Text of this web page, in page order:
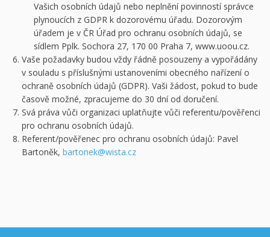
Vašich osobních údajů nebo neplnění povinností správce
plynoucích z GDPR k dozorovému úřadu. Dozorovým
úřadem je v ČR Úřad pro ochranu osobních údajů, se
sídlem Pplk. Sochora 27, 170 00 Praha 7, www.uoou.cz.
Vaše požadavky budou vždy řádně posouzeny a vypořádány
v souladu s příslušnými ustanoveními obecného nařízení o
ochraně osobních údajů (GDPR). Vaši žádost, pokud to bude
časově možné, zpracujeme do 30 dní od doručení.
Svá práva vůči organizaci uplatňujte vůči referentu/pověřenci
pro ochranu osobních údajů.
Referent/pověřenec pro ochranu osobních údajů: Pavel
Bartoněk, bartonek@wista.cz